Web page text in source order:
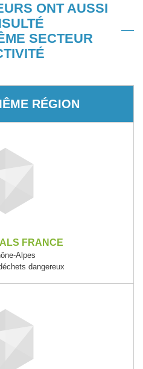
ONT AUSSI
SECTEUR
RÉGION
FRANCE
Alpes
dangereux